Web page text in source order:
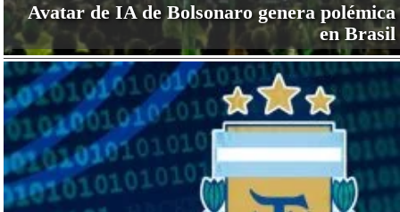
Avatar de IA de Bolsonaro genera polémica
en Brasil